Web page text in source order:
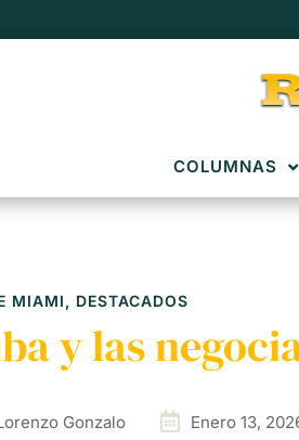
COLUMNAS
MIAMI, DESTACADOS
y las
Gonzalo Enero 13,